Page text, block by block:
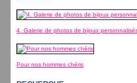
4. Galerie de photos de bijoux
Pour nos hommes chéris